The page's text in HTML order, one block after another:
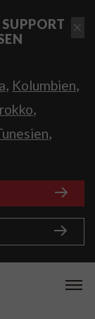
, Kolumbien,
,
,